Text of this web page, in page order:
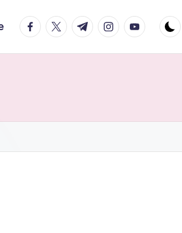
facebook.com
twitter.com
t.me instagram.com
youtube.com